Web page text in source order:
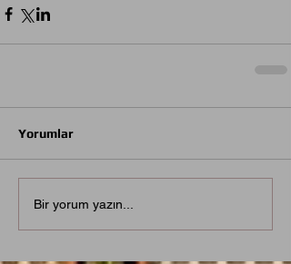
Yorumlar
Bir yorum yazın...